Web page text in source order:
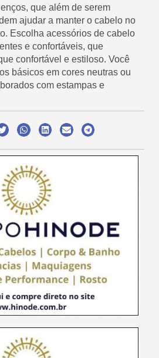
que além de serem
ajudar a manter o cabelo no
Escolha acessórios de cabelo
e confortáveis, que
confortável e estiloso. Você
básicos em cores neutras ou
com estampas e